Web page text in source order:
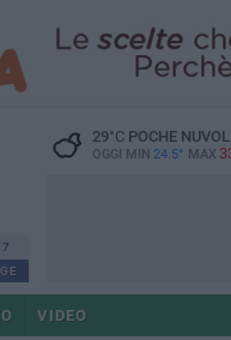
29°CPOCHE
OGGI MIN 24.5° MAX
VIDEO